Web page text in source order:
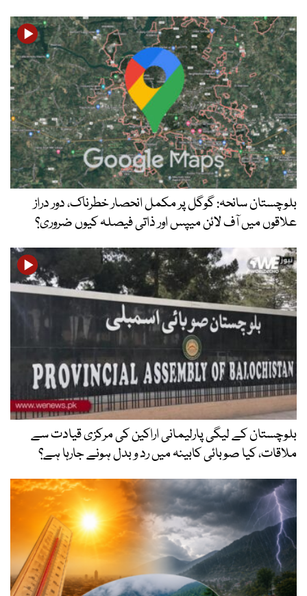
گوگل پر مکمل انحصار خطرناک، دور دراز
لائن میپس اور ذاتی فیصلہ کیوں ضروری؟
پارلیمانی اراکین کی مرکزی قیادت سے
کابینہ میں رد و بدل ہونے جارہا ہے؟